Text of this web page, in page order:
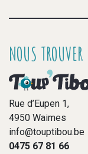
NOUS TROUVER
Rue d’Eupen 1,
4950 Waimes
info@touptibou.be
0475 67 81 66